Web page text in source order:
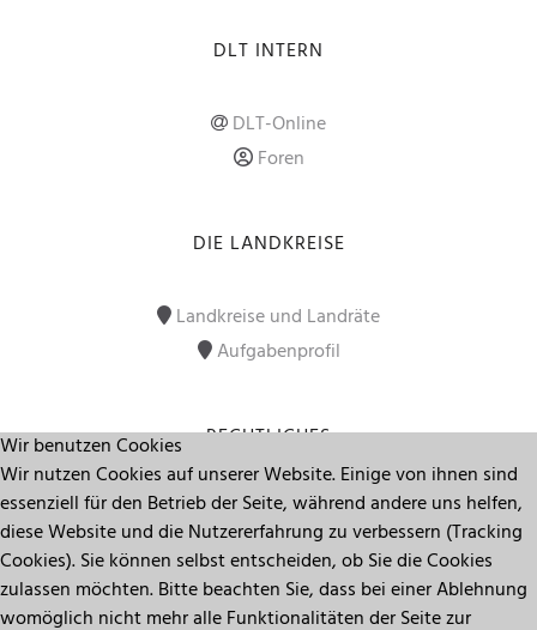
DLT INTERN
DLT-Online
Foren
DIE LANDKREISE
Landkreise und Landräte
Aufgabenprofil
RECHTLICHES
Impressum
Datenschutz
Wir benutzen Cookies
Wir nutzen Cookies auf unserer Website. Einige von ihnen sind
essenziell für den Betrieb der Seite, während andere uns helfen,
diese Website und die Nutzererfahrung zu verbessern (Tracking
Cookies). Sie können selbst entscheiden, ob Sie die Cookies
zulassen möchten. Bitte beachten Sie, dass bei einer Ablehnung
womöglich nicht mehr alle Funktionalitäten der Seite zur